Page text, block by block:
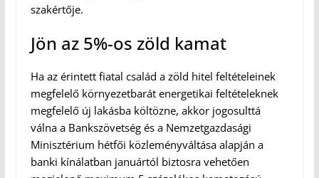
szakértője.
Jön az 5%-os zöld kamat
Ha az érintett fiatal család a zöld hitel feltételeinek
megfelelő környezetbarát energetikai feltételeknek
megfelelő új lakásba költözne, akkor jogosulttá
válna a Bankszövetség és a Nemzetgazdasági
Minisztérium hétfői közleményváltása alapján a
banki kínálatban januártól biztosra vehetően